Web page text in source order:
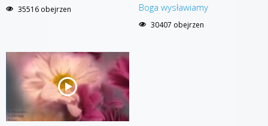
35516 obejrzen
Boga wysławiamy
30407 obejrzen